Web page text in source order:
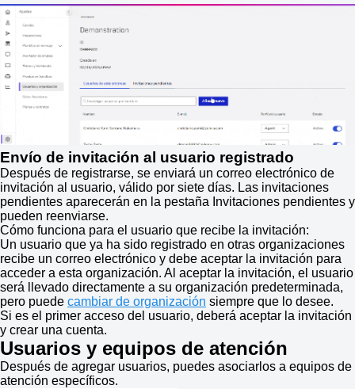
Envío de invitación al usuario registrado
Después de registrarse, se enviará un correo electrónico de
invitación al usuario, válido por siete días. Las invitaciones
pendientes aparecerán en la pestaña Invitaciones pendientes y
pueden reenviarse.
Cómo funciona para el usuario que recibe la invitación:
Un usuario que ya ha sido registrado en otras organizaciones
recibe un correo electrónico y debe aceptar la invitación para
acceder a esta organización. Al aceptar la invitación, el usuario
será llevado directamente a su organización predeterminada,
pero puede cambiar de organización siempre que lo desee.
Si es el primer acceso del usuario, deberá aceptar la invitación
y crear una cuenta.
Usuarios y equipos de atención
Después de agregar usuarios, puedes asociarlos a equipos de
atención específicos.